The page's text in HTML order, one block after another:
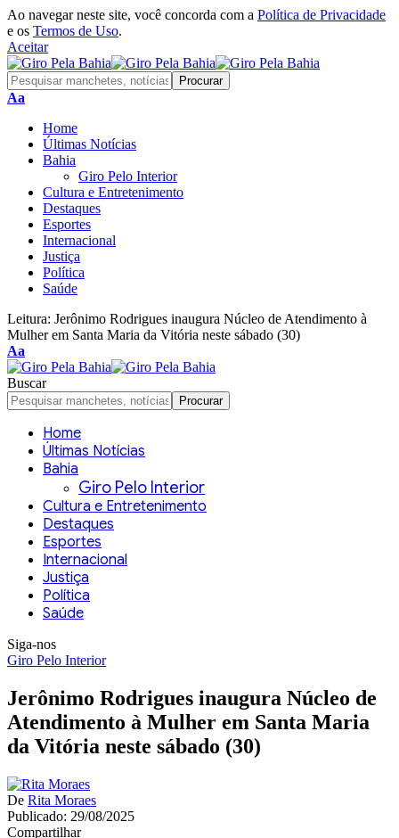
Ao navegar neste site, você concorda com a Política de Privacidade
e os Termos de Uso.
Aceitar
Aa
Home
Últimas Notícias
Bahia
Giro Pelo Interior
Cultura e Entretenimento
Destaques
Esportes
Internacional
Justiça
Política
Saúde
Leitura: Jerônimo Rodrigues inaugura Núcleo de Atendimento à
Mulher em Santa Maria da Vitória neste sábado (30)
Aa
Buscar
Home
Últimas Notícias
Bahia
Giro Pelo Interior
Cultura e Entretenimento
Destaques
Esportes
Internacional
Justiça
Política
Saúde
Siga-nos
Giro Pelo Interior
Jerônimo Rodrigues inaugura Núcleo de
Atendimento à Mulher em Santa Maria
da Vitória neste sábado (30)
De Rita Moraes
Publicado: 29/08/2025
Compartilhar